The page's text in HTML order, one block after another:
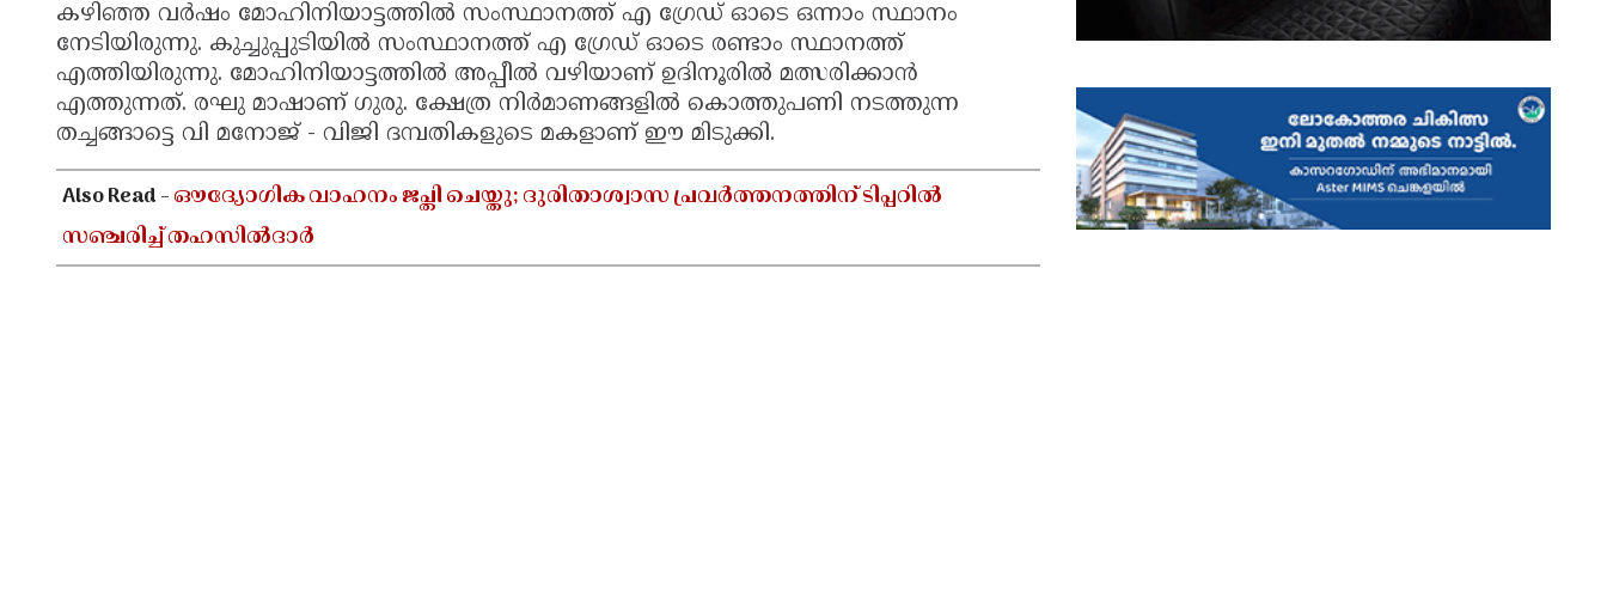
കഴിഞ്ഞ വർഷം മോഹിനിയാട്ടത്തിൽ സംസ്ഥാനത്ത് എ ഗ്രേഡ് ഓടെ ഒന്നാം സ്ഥാനം
നേടിയിരുന്നു. കുച്ചുപ്പുടിയിൽ സംസ്ഥാനത്ത് എ ഗ്രേഡ്‌ ഓടെ രണ്ടാം സ്ഥാനത്ത്
എത്തിയിരുന്നു. മോഹിനിയാട്ടത്തിൽ അപ്പീൽ വഴിയാണ് ഉദിനൂരിൽ മത്സരിക്കാൻ
എത്തുന്നത്. രഘു മാഷാണ് ഗുരു. ക്ഷേത്ര നിർമാണങ്ങളിൽ കൊത്തുപണി നടത്തുന്ന
തച്ചങ്ങാട്ടെ വി മനോജ് - വിജി ദമ്പതികളുടെ മകളാണ് ഈ മിടുക്കി.
Also Read -ഔദ്യോഗിക വാഹനം ജപ്തി ചെയ്തു; ദുരിതാശ്വാസ പ്രവർത്തനത്തിന് ടിപ്പറിൽ
സഞ്ചരിച്ച് തഹസിൽദാർ